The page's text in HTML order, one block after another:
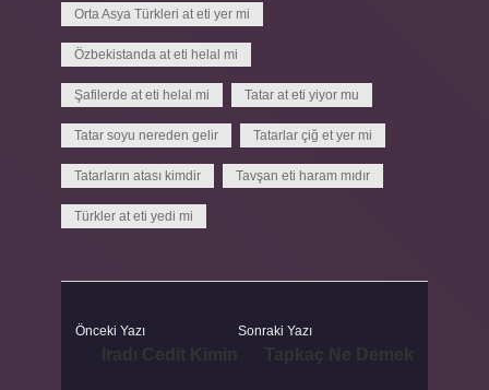
Orta Asya Türkleri at eti yer mi
Özbekistanda at eti helal mi
Şafilerde at eti helal mi Tatar at eti yiyor mu
Tatar soyu nereden gelir Tatarlar çiğ et yer mi
Tatarların atası kimdir Tavşan eti haram mıdır
Türkler at eti yedi mi
Önceki Yazı Sonraki Yazı